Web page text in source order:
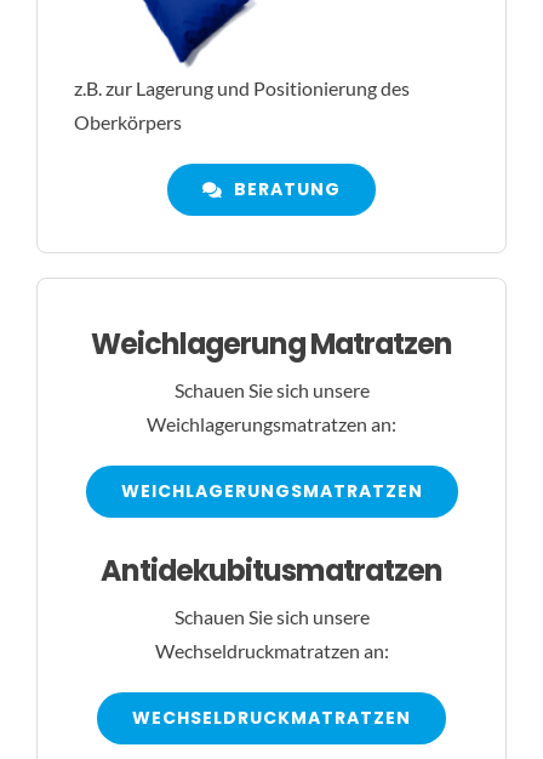
z.B. zur Lagerung und Positionierung des
Oberkörpers
BERATUNG
Weichlagerung Matratzen
Schauen Sie sich unsere
Weichlagerungsmatratzen an:
WEICHLAGERUNGSMATRATZEN
Antidekubitusmatratzen
Schauen Sie sich unsere
Wechseldruckmatratzen an:
WECHSELDRUCKMATRATZEN